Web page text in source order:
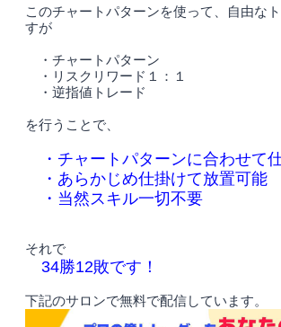
このチャートパターンを使って、自由な
すが
・チャートパターン
・リスクリワード１：１
・逆指値トレード
を行うことで、
・チャートパターンに合わせて
・あらかじめ仕掛けて放置可能
・当然スキル一切不要
それで
34勝12敗です！
下記のサロンで無料で配信しています。